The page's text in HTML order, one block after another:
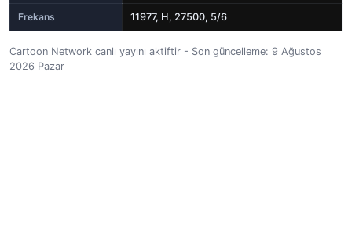
Frekans 11977, H, 27500, 5/6
Cartoon Network canlı yayını aktiftir - Son güncelleme: 9 Ağustos
2026 Pazar